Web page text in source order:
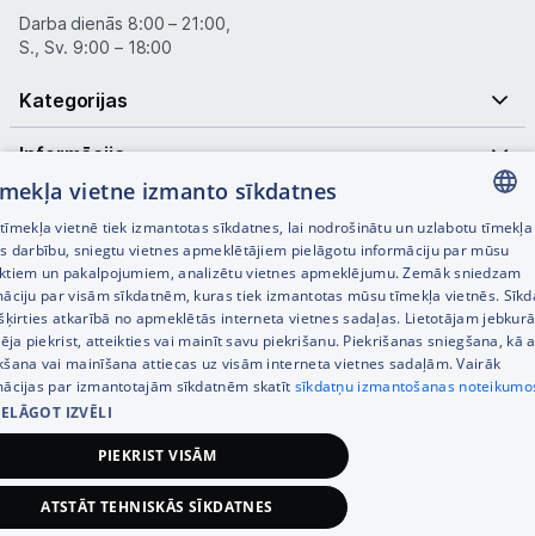
Darba dienās 8:00 – 21:00,
S., Sv. 9:00 – 18:00
Kategorijas
Informācija
Noderīgas saites
© SIA Tet 2026 -
LATVIAN
RUSSIAN
ENGLISH
vietne izmanto sīkdatnes
vietnē tiek izmantotas sīkdatnes, lai nodrošinātu un uzlabotu tīmekļa
darbību, sniegtu vietnes apmeklētājiem pielāgotu informāciju par mūsu
un pakalpojumiem, analizētu vietnes apmeklējumu. Zemāk sniedzam
par visām sīkdatnēm, kuras tiek izmantotas mūsu tīmekļa vietnēs.
atkarībā no apmeklētās interneta vietnes sadaļas. Lietotājam
piekrist, atteikties vai mainīt savu piekrišanu. Piekrišanas sniegšana, kā
vai mainīšana attiecas uz visām interneta vietnes sadaļām. Vairāk
par izmantotajām sīkdatnēm skatīt sīkdatņu izmantošanas
IZVĒLI
PIEKRIST VISĀM
ATSTĀT TEHNISKĀS SĪKDATNES